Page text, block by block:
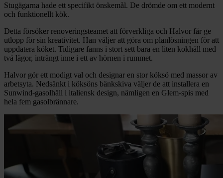
Stugägarna hade ett specifikt önskemål. De drömde om ett modernt
och funktionellt kök.
Detta försöker renoveringsteamet att förverkliga och Halvor får ge
utlopp för sin kreativitet. Han väljer att göra om planlösningen för att
uppdatera köket. Tidigare fanns i stort sett bara en liten kokhäll med
två lågor, inträngt inne i ett av hörnen i rummet.
Halvor gör ett modigt val och designar en stor köksö med massor av
arbetsyta. Nedsänkt i köksöns bänkskiva väljer de att installera en
Sunwind-gasolhäll i italiensk design, nämligen en Glem-spis med
hela fem gasolbrännare.